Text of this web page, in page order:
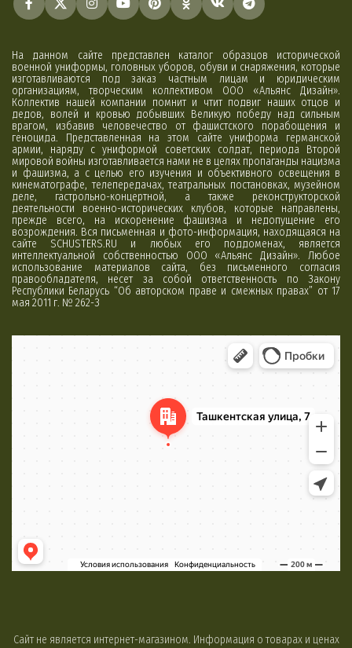
На данном сайте представлен каталог образцов исторической
военной униформы, головных уборов, обуви и снаряжения, которые
изготавливаются под заказ частным лицам и юридическим
организациям, творческим коллективом ООО «Альянс Дизайн».
Коллектив нашей компании помнит и чтит подвиг наших отцов и
дедов, волей и кровью добывших Великую победу над сильным
врагом, избавив человечество от фашистского порабощения и
геноцида. Представленная на этом сайте униформа германской
армии, наряду с униформой советских солдат, периода Второй
мировой войны изготавливается нами не в целях пропаганды нацизма
и фашизма, а с целью его изучения и объективного освещения в
кинематографе, телепередачах, театральных постановках, музейном
деле, гастрольно-концертной, а также реконструкторской
деятельности военно-исторических клубов, которые направлены,
прежде всего, на искоренение фашизма и недопущение его
возрождения. Вся письменная и фото-информация, находящаяся на
сайте SCHUSTERS.RU и любых его поддоменах, является
интеллектуальной собственностью ООО «Альянс Дизайн». Любое
использование материалов сайта, без письменного согласия
правообладателя, несет за собой ответственность по Закону
Республики Беларусь “Об авторском праве и смежных правах” от 17
мая 2011 г. № 262-З
Сайт не является интернет-магазином. Информация о товарах и ценах